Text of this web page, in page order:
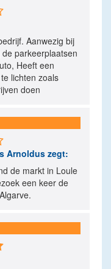
Aanwezig bij
parkeerplaatsen
Heeft een
lichten zoals
doen
Arnoldus zegt:
de markt in Loule
een keer de